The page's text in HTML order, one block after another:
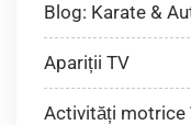
Blog: Karate &
Apariții TV
Activități motrice